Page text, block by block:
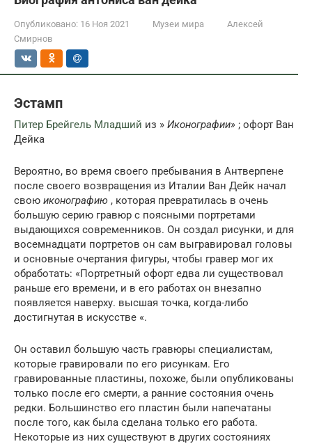
Опубликовано: 16 Ноя 2021 Музеи мира
Алексей
Смирнов
Эстамп
Питер Брейгель Младший из » Иконографии» ; офорт Ван
Дейка
Вероятно, во время своего пребывания в Антверпене
после своего возвращения из Италии Ван Дейк начал
свою иконографию , которая превратилась в очень
большую серию гравюр с поясными портретами
выдающихся современников. Он создал рисунки, и для
восемнадцати портретов он сам выгравировал головы
и основные очертания фигуры, чтобы гравер мог их
обработать: «Портретный офорт едва ли существовал
раньше его времени, и в его работах он внезапно
появляется наверху. высшая точка, когда-либо
достигнутая в искусстве «.
Он оставил большую часть гравюры специалистам,
которые гравировали по его рисункам. Его
гравированные пластины, похоже, были опубликованы
только после его смерти, а ранние состояния очень
редки. Большинство его пластин были напечатаны
после того, как была сделана только его работа.
Некоторые из них существуют в других состояниях